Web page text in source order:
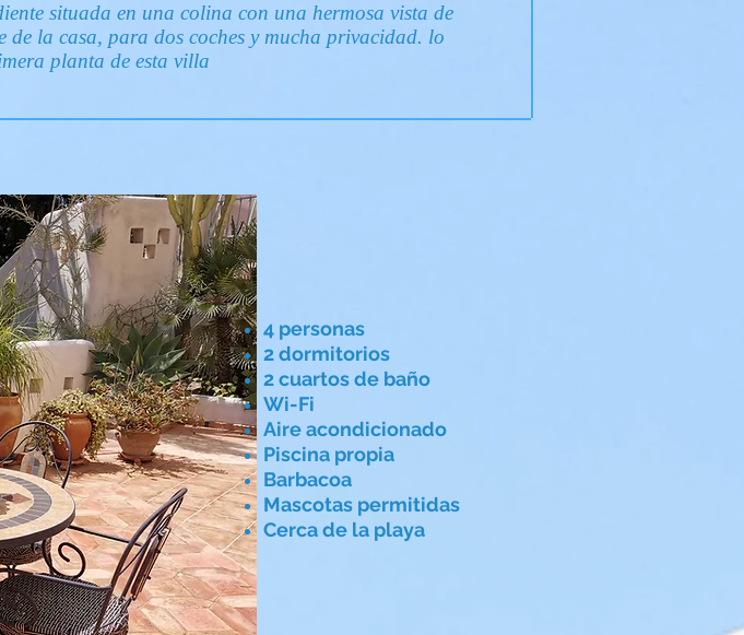
situada en una colina con una hermosa vista de
la casa, para dos coches y mucha privacidad. lo
planta de esta villa
4 personas
2 dormitorios
2 cuartos de baño
Wi-Fi
Aire acondicionado
Piscina propia
Barbacoa
Mascotas permitidas
Cerca de la playa